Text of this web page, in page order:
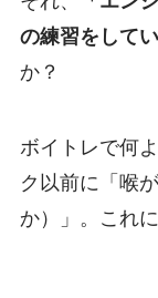
の練習をして
か？
ボイトレで何
ク以前に「喉
か）」。これ